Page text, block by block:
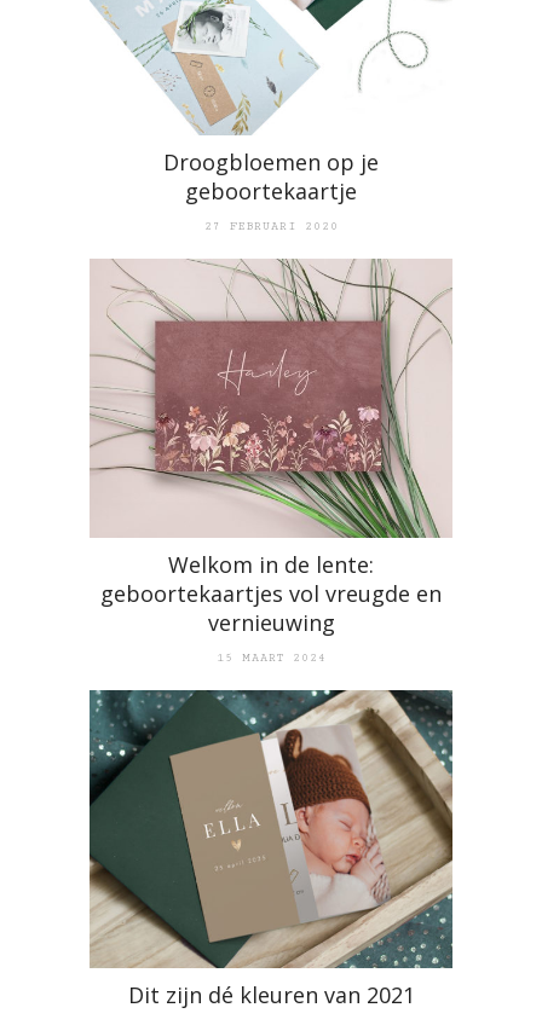
Droogbloemen op je
geboortekaartje
27 FEBRUARI 2020
Welkom in de lente:
geboortekaartjes vol vreugde en
vernieuwing
15 MAART 2024
Dit zijn dé kleuren van 2021